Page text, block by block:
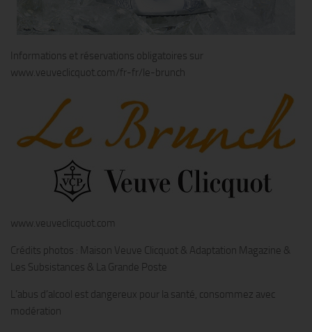
Informations et réservations obligatoires sur
www.veuveclicquot.com/fr-fr/le-brunch
www.veuveclicquot.com
Crédits photos : Maison Veuve Clicquot & Adaptation Magazine &
Les Subsistances & La Grande Poste
L’abus d’alcool est dangereux pour la santé, consommez avec
modération